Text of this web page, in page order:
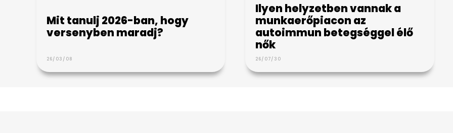
Mit tanulj 2026-ban, hogy
versenyben maradj?
26/03/08
Ilyen helyzetben vannak a
munkaerőpiacon az
autoimmun betegséggel élő
nők
26/07/30